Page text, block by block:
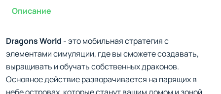
Описание
Dragons World - это мобильная стратегия с
элементами симуляции, где вы сможете создавать,
выращивать и обучать собственных драконов.
Основное действие разворачивается на парящих в